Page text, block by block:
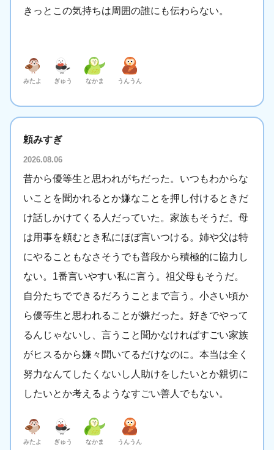
きっとこの気持ちは周囲の誰にも伝わらない。
みたよ ぎゅう なかま うんうん
頼みすぎ
2026.08.06
昔から優等生と思われがちだった。いつもわからな
いことを聞かれるとか嫌なことを押し付けるときだ
け話しかけてくる人だっていた。家族もそうだ。母
は用事を頼むとき私にほぼ言いつける。姉や父は特
にやることもなさそうでも普段から積極的に協力し
ない。1番言いやすい私に言う。祖父母もそうだ。
自分たちでできるだろうことまで言う。小さい頃か
ら優等生と思われることが嫌だった。好きでやって
るんじゃないし、言うこと聞かなければすごい家族
がヒスるから嫌々聞いてるだけなのに。本当は全く
努力なんてしたくないし人助けをしたいとか親切に
したいとか考えるようなすごい善人でもない。
みたよ ぎゅう なかま うんうん